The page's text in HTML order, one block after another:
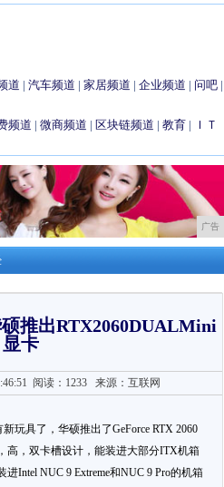
道 | 汽车频道 | 家居频道 | 企业频道 | 问吧 |
频道 | 微商频道 | 区块链频道 | 教育 |
ＩＴ
广告
推出RTX2060DUALMini
显卡
阅读：1233来源：互联网
玩具了，华硕推出了GeForce RTX 2060
高，双卡槽设计，能装进大部分ITX机箱
Intel NUC 9 Extreme和NUC 9 Pro的机箱